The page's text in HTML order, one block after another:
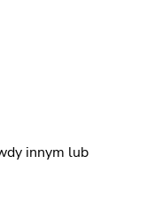
innym lub